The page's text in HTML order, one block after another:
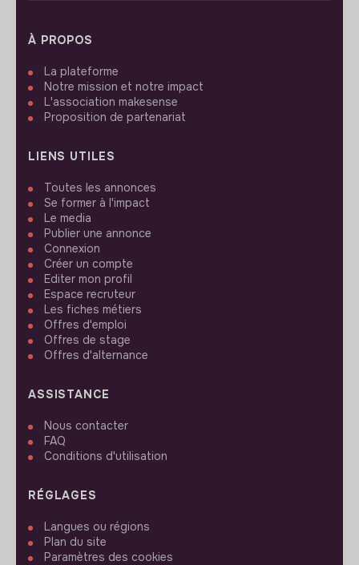
À PROPOS
La plateforme
Notre mission et notre impact
L'association makesense
Proposition de partenariat
LIENS UTILES
Toutes les annonces
Se former à l'impact
Le media
Publier une annonce
Connexion
Créer un compte
Editer mon profil
Espace recruteur
Les fiches métiers
Offres d'emploi
Offres de stage
Offres d'alternance
ASSISTANCE
Nous contacter
FAQ
Conditions d'utilisation
RÉGLAGES
Langues ou régions
Plan du site
Paramètres des cookies